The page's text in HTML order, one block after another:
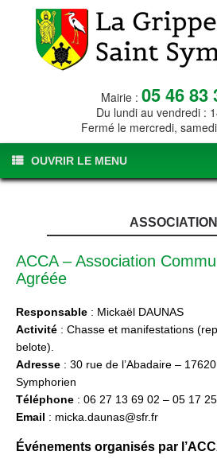
Mairie : 05 46 83
Du lundi au vendredi :
Fermé le mercredi,
OUVRIR LE MENU
ACCA – Association
Agréée
Responsable : Mickaël DAUNAS
Activité : Chasse et manifestations
belote).
Adresse : 30 rue de l’Abadaire –
Symphorien
Téléphone : 06 27 13 69 02 – 05 17
Email : micka.daunas@sfr.fr
Événements organisés par